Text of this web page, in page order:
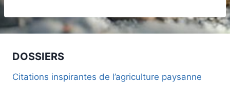
DOSSIERS
Citations inspirantes de l’agriculture paysanne